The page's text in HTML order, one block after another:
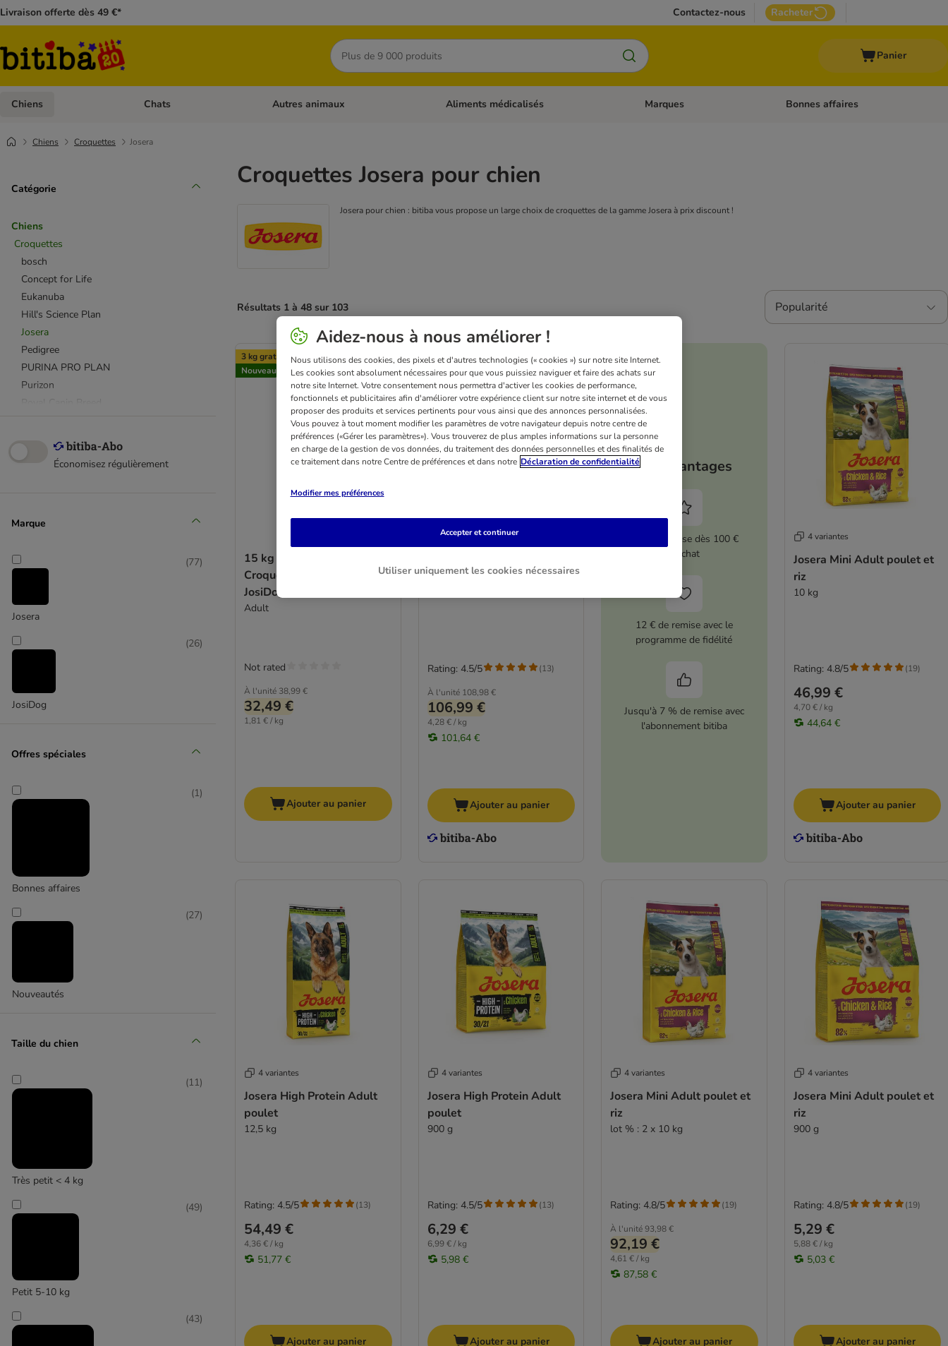
Livraison offerte dès 49 €* Contactez-nous Racheter
Rechercher
Panier
Chiens Dérouler les catégories: Chiens
Chats Dérouler les catégories: Chats
Autres animaux Dérouler les catégories: Autres animaux
Aliments médicalisés Dérouler les catégories: Aliments médicalisés
Marques Dérouler les catégories: Marques
Bonnes affaires
Chiens Croquettes Josera
Catégorie
Chiens
Croquettes
bosch
Concept for Life
Eukanuba
Hill's Science Plan
Josera
Pedigree
PURINA PRO PLAN
Purizon
Royal Canin Club / Selection
Royal Canin Size
Affinity Advance
Arquivet
Beneful
Bozita
Briantos
PURINA Dog Chow
Fokker
GranataPet
Happy Dog Supreme
Lily's Kitchen
Lupo
Natural Woodland
Économisez régulièrement
Marque
Josera
(77)
JosiDog
(26)
Offres spéciales
Bonnes affaires
(1)
Nouveautés
(27)
Taille du chien
Très petit < 4 kg
(11)
Petit 5-10 kg
(49)
(43)
Croquettes Josera pour chien
Josera pour chien : bitiba vous propose un large choix de croquettes de la gamme Josera à prix discount !
Résultats 1 à 48 sur 103 Popularité
3 kg gratuit!
Nouveau
15 kg + 3 kg offerts !
Croquettes économiques
JosiDog pour chiens, 18 kg
Adult
À l'unité 38,99 €
32,49 €
1,81 € / kg
Not rated
Ajouter au panier
4 variantes
poulet
À l'unité 108,98 €
106,99 €
4,28 € / kg
101,64 €
Rating: 4.5/5 (13)
Ajouter au panier
Vos avantages
5 % de remise dès 100 €
d'achat
12 € de remise avec le
programme de fidélité
Jusqu'à 7 % de remise avec
l'abonnement bitiba
4 variantes
Josera Mini Adult poulet et
riz
10 kg
46,99 €
4,70 € / kg
44,64 €
Rating: 4.8/5 (19)
Ajouter au panier
4 variantes
Josera High Protein Adult
poulet
12,5 kg
54,49 €
4,36 € / kg
51,77 €
Rating: 4.5/5 (13)
Ajouter au panier
4 variantes
Josera High Protein Adult
poulet
900 g
6,29 €
6,99 € / kg
5,98 €
Rating: 4.5/5 (13)
Ajouter au panier
4 variantes
Josera Mini Adult poulet et
riz
lot % : 2 x 10 kg
À l'unité93,98 €
92,19 €
4,61 € / kg
87,58 €
Rating: 4.8/5 (19)
Ajouter au panier
4 variantes
Josera Mini Adult poulet et
riz
900 g
5,29 €
5,88 € / kg
5,03 €
Rating: 4.8/5 (19)
Ajouter au panier
Aidez-nous à nous améliorer !
Nous utilisons des cookies, des pixels et d'autres technologies (« cookies ») sur notre site Internet.
Les cookies sont absolument nécessaires pour que vous puissiez naviguer et faire des achats sur
notre site Internet. Votre consentement nous permettra d'activer les cookies de performance,
fonctionnels et publicitaires afin d'améliorer votre expérience client sur notre site internet et de vous
proposer des produits et services pertinents pour vous ainsi que des annonces personnalisées.
Vous pouvez à tout moment modifier les paramètres de votre navigateur depuis notre centre de
préférences («Gérer les paramètres»). Vous trouverez de plus amples informations sur la personne
en charge de la gestion de vos données, du traitement des données personnelles et des finalités de
ce traitement dans notre Centre de préférences et dans notre Déclaration de confidentialité
Modifier mes préférences
Utiliser uniquement les cookies nécessaires
Accepter et continuer